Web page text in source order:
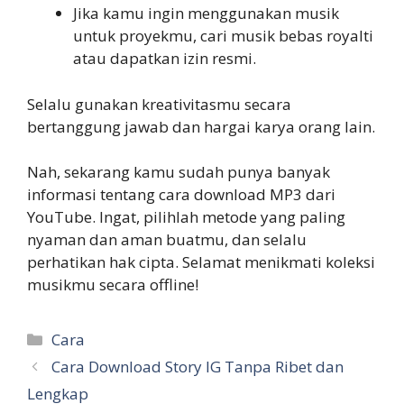
Jika kamu ingin menggunakan musik
untuk proyekmu, cari musik bebas royalti
atau dapatkan izin resmi.
Selalu gunakan kreativitasmu secara
bertanggung jawab dan hargai karya orang lain.
Nah, sekarang kamu sudah punya banyak
informasi tentang cara download MP3 dari
YouTube. Ingat, pilihlah metode yang paling
nyaman dan aman buatmu, dan selalu
perhatikan hak cipta. Selamat menikmati koleksi
musikmu secara offline!
Categories
Cara
Cara Download Story IG Tanpa Ribet dan
Lengkap